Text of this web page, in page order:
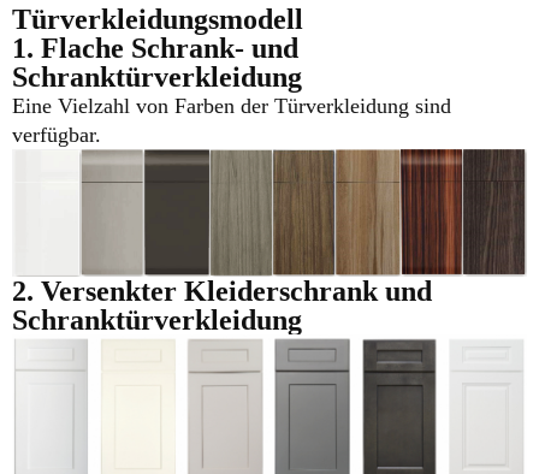
Türverkleidungsmodell
1. Flache Schrank- und
Schranktürverkleidung
Eine Vielzahl von Farben der Türverkleidung sind
verfügbar.
2. Versenkter Kleiderschrank und
Schranktürverkleidung